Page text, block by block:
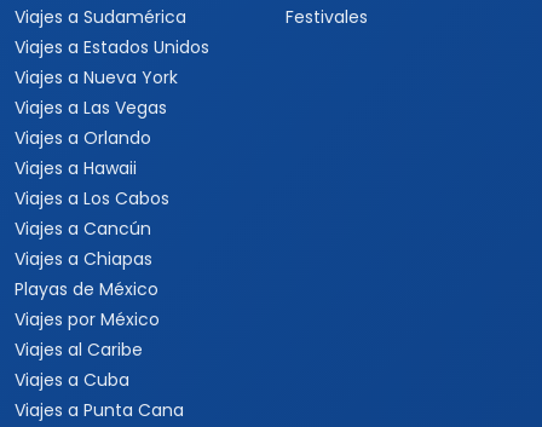
Viajes a Sudamérica
Viajes a Estados Unidos
Viajes a Nueva York
Viajes a Las Vegas
Viajes a Orlando
Viajes a Hawaii
Viajes a Los Cabos
Viajes a Cancún
Viajes a Chiapas
Playas de México
Viajes por México
Viajes al Caribe
Viajes a Cuba
Viajes a Punta Cana
Festivales